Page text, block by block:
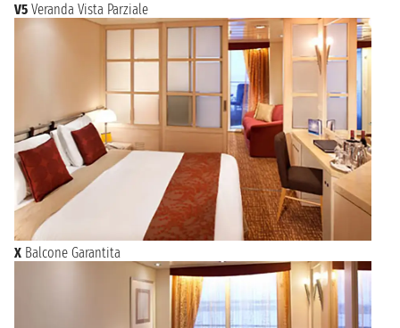
V5 Veranda Vista Parziale
X Balcone Garantita